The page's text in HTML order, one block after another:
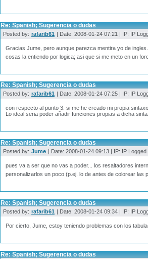
Re: Spanish; Sugerencia o dudas
Posted by: rafarib61 | Date: 2008-01-24 07:21 | IP: IP
Gracias Jume, pero aunque parezca mentira yo de
cosas la entiendo por logica; asi que si me meto en un
Re: Spanish; Sugerencia o dudas
Posted by: rafarib61 | Date: 2008-01-24 07:25 | IP: IP
con respecto al punto 3. si me he creado mi propia
Lo ideal seria poder añadir funciones propias a dicha
Re: Spanish; Sugerencia o dudas
Posted by: Jume | Date: 2008-01-24 09:13 | IP: IP Logged
pues va a ser que no vas a poder... los resaltadores
personalizarlos un poco (p.ej. lo de antes de colorear las
Re: Spanish; Sugerencia o dudas
Posted by: rafarib61 | Date: 2008-01-24 09:34 | IP: IP
Por cierto, Jume, estoy teniendo problemas con los
Re: Spanish; Sugerencia o dudas